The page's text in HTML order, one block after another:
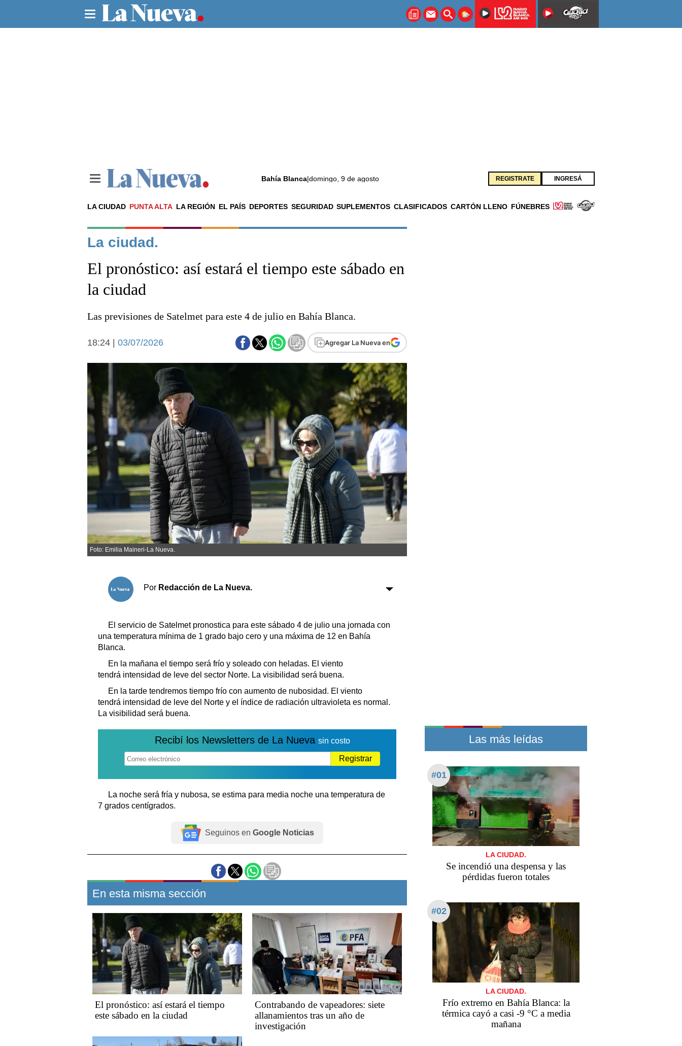
Bahía Blanca|domingo, 9 de agosto REGISTRATE INGRESÁ
LA CIUDAD PUNTA ALTA LA REGIÓN EL PAÍS DEPORTES SEGURIDAD SUPLEMENTOS CLASIFICADOS CARTÓN LLENO FÚNEBRES
Noticias
La ciudad
El país
Escenario Olímpico
Liga del Sur
Básquetbol
Fútbol
Arte y cultura
Cines
Economía y campo
Economía y finanzas
Con el campo
Espacio empresas
Sociedad y tiempo libre
Sociedad
Tecnología
Turismo
Es viral
El tiempo
Fúnebres
Horóscopo
Suplementos
Loterías
Fúnebres
Edictos
Teléfonos de urgencia
La ciudad.
El pronóstico: así estará el tiempo este sábado en
la ciudad
Las previsiones de Satelmet para este 4 de julio en Bahía Blanca.
Agregar La Nueva en
18:24 | 03/07/2026
Foto: Emilia Maineri-La Nueva.
Por Redacción de La Nueva.
El servicio de Satelmet pronostica para este sábado 4 de julio una jornada con
una temperatura mínima de 1 grado bajo cero y una máxima de 12 en Bahía
Blanca.
En la mañana el tiempo será frío y soleado con heladas. El viento
tendrá intensidad de leve del sector Norte. La visibilidad será buena.
En la tarde tendremos tiempo frío con aumento de nubosidad. El viento
tendrá intensidad de leve del Norte y el índice de radiación ultravioleta es normal.
La visibilidad será buena.
Recibí los Newsletters de La Nueva sin costo
Registrar
La noche será fría y nubosa, se estima para media noche una temperatura de
7 grados centígrados.
Seguinos en Google Noticias
En esta misma sección
El pronóstico: así estará el tiempo
este sábado en la ciudad
Contrabando de vapeadores: siete
allanamientos tras un año de
investigación
Las más leídas
#01
LA CIUDAD.
Se incendió una despensa y las
pérdidas fueron totales
#02
LA CIUDAD.
Frío extremo en Bahía Blanca: la
térmica cayó a casi -9 °C a media
mañana